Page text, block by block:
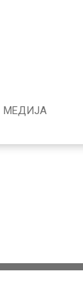
МЕДИJА